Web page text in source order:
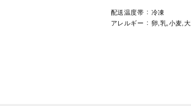
配送温度帯
冷凍
アレルギー
卵,乳,小麦,